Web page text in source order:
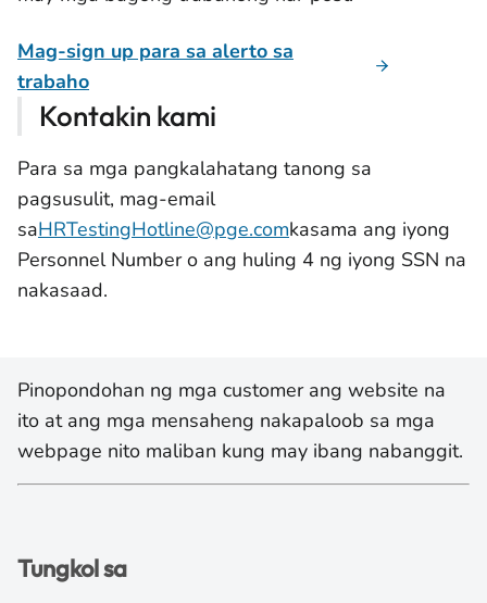
Mag-sign up para sa alerto sa
trabaho
Kontakin kami
Para sa mga pangkalahatang tanong sa
pagsusulit, mag-email
saHRTestingHotline@pge.comkasama ang iyong
Personnel Number o ang huling 4 ng iyong SSN na
nakasaad.
Pinopondohan ng mga customer ang website na
ito at ang mga mensaheng nakapaloob sa mga
webpage nito maliban kung may ibang nabanggit.
Tungkol sa